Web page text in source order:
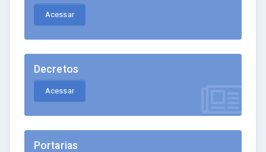
Acessar
Decretos
Acessar
Portarias